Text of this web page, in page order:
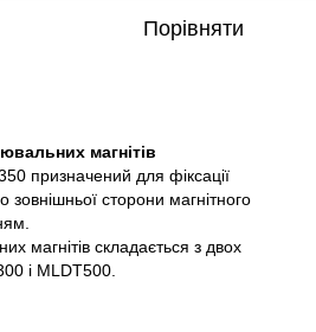
Порівняти
магнітів
призначений для фіксації
зовнішньої сторони магнітного
магнітів складається з двох
і MLDT500.